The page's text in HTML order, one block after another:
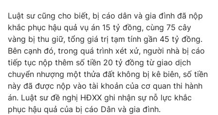
Luật sư cũng cho biết, bị cáo dân và gia đình đã nộp
khắc phục hậu quả vụ án 15 tỷ đồng, cùng 75 cây
vàng bị thu giữ, tổng giá trị tạm tính gần 45 tỷ đồng.
Bên cạnh đó, trong quá trình xét xử, người nhà bị cáo
tiếp tục nộp thêm số tiền 20 tỷ đồng từ giao dịch
chuyển nhượng một thửa đất không bị kê biên, số tiền
này đã được nộp vào tài khoản của cơ quan thi hành
án. Luật sư đề nghị HĐXX ghi nhận sự nỗ lực khắc
phục hậu quả của bị cáo Dân và gia đình.